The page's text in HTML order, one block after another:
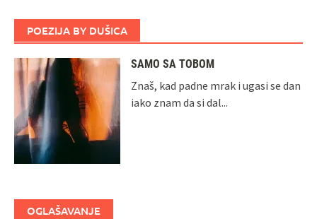
POEZIJA BY DUŠICA
SAMO SA TOBOM
Znaš, kad padne mrak i ugasi se dan
iako znam da si dal...
OGLAŠAVANJE